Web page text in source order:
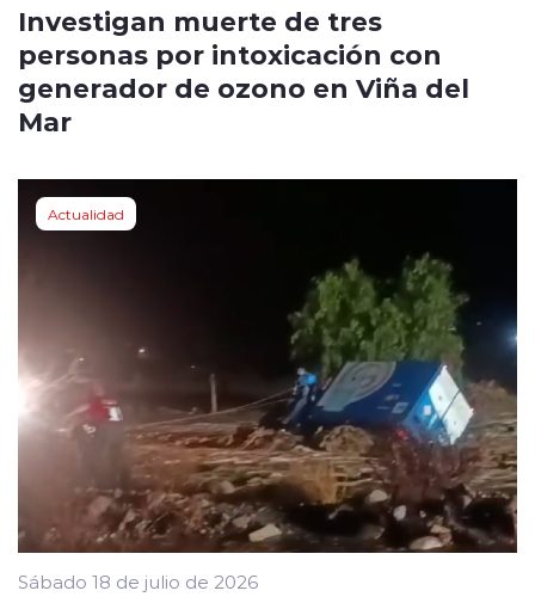
Investigan muerte de tres
personas por intoxicación con
generador de ozono en Viña del
Mar
Actualidad
Sábado 18 de julio de 2026